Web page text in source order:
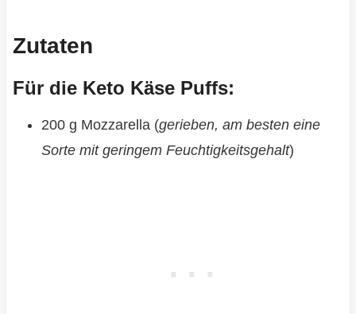
Zutaten
Für die Keto Käse Puffs:
200 g Mozzarella (gerieben, am besten eine
Sorte mit geringem Feuchtigkeitsgehalt)